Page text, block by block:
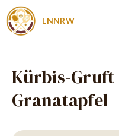
Zum
Inhalt
LNNRW
Kürbis-Gruft
Granatapfel